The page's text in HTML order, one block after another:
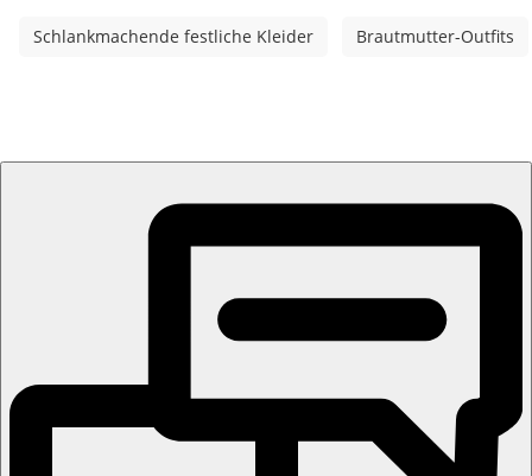
Schlankmachende festliche Kleider Brautmutter-Outfits